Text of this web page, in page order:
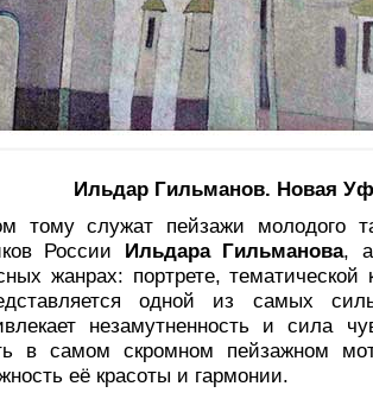
Ильдар Гильманов. Новая
тому служат пей­зажи молодого
России Ильдара Гильманова,
жанрах: портрете, тематической
одной из самых
незамутненность и сила
в самом скромном пейзажном
её красоты и гармонии.